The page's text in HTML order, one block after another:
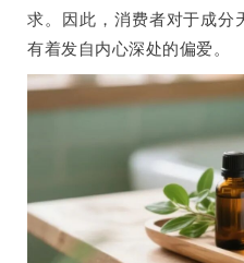
求。因此，消费者对于成分
有着发自内心深处的偏爱。